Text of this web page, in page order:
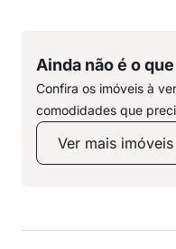
Ainda não é o
Confira os imóveis à
comodidades que
Ver mais imóveis